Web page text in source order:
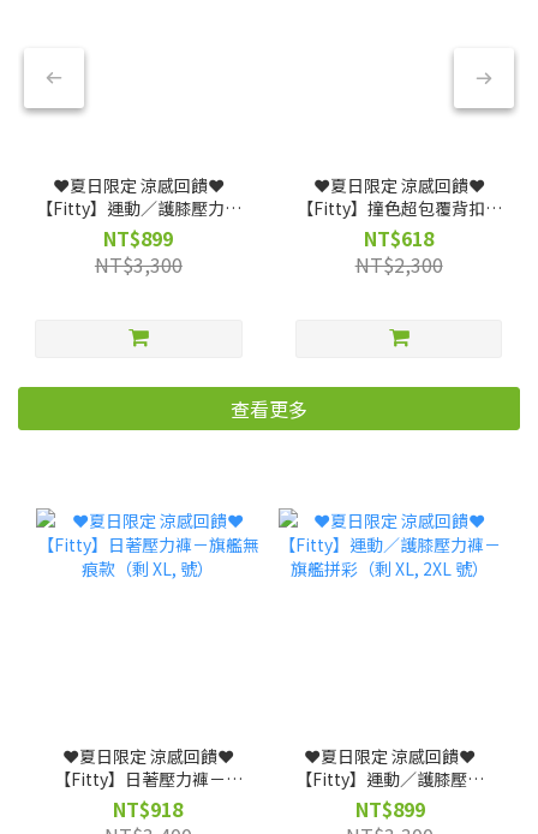
❤️夏日限定 涼感回饋❤️
【Fitty】運動／護膝壓力褲
－旗艦拼彩（剩 XL, 2XL 號）
NT$899
NT$3,300
❤️夏日限定 涼感回饋❤️
【Fitty】撞色超包覆背扣式
運動內衣（剩 XS, S, M, L
號）
NT$618
NT$2,300
查看更多
❤️夏日限定 涼感回饋❤️
【Fitty】日著壓力褲－旗
艦無痕款（剩 XL, 號）
NT$918
❤️夏日限定 涼感回饋❤️
【Fitty】運動／護膝壓力
褲－旗艦拼彩（剩 XL, 2XL
號）
NT$899